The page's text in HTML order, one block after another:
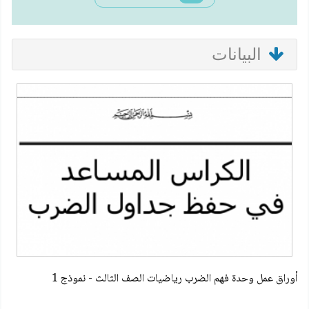
البيانات
أوراق عمل وحدة فهم الضرب رياضيات الصف الثالث - نموذج 1